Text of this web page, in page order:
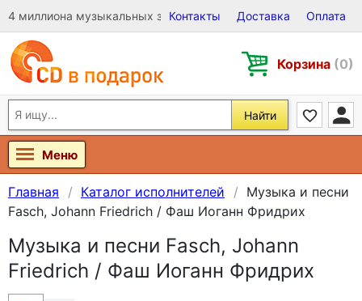
4 миллиона музыкальных записей на Виниле, CD и DVD
Контакты Доставка Оплата
Корзина (0)
Найти
Меню
Главная Каталог исполнителей
Музыка и песни
Fasch, Johann Friedrich / Фаш Иоганн Фридрих
Музыка и песни Fasch, Johann
Friedrich / Фаш Иоганн Фридрих